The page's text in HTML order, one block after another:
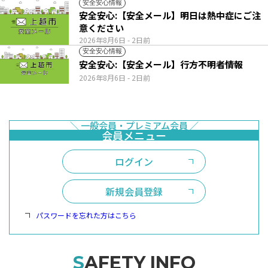
安全安心情報
2026年8月6日 - 2日前
安全安心:【安全メール】明日は熱中症にご注
意ください
安全安心情報
2026年8月6日 - 2日前
安全安心:【安全メール】行方不明者情報
ログイン
新規会員登録
パスワードを忘れた方はこちら
SAFETY INFO